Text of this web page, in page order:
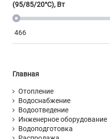
(95/85/20°C), Вт
466
Главная
Отопление
Водоснабжение
Водоотведение
Инженерное оборудование
Водоподготовка